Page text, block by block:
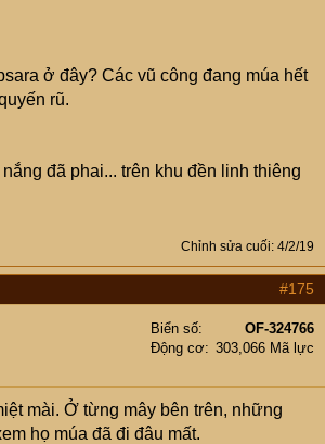
ở đây? Các vũ công đang múa hết
rũ.
đã phai... trên khu đền linh thiêng
Chỉnh sửa cuối: 4/2/19
#175
Biển số
OF-324766
Động cơ
303,066 Mã lực
mài. Ở từng mây bên trên, những
họ múa đã đi đâu mất.